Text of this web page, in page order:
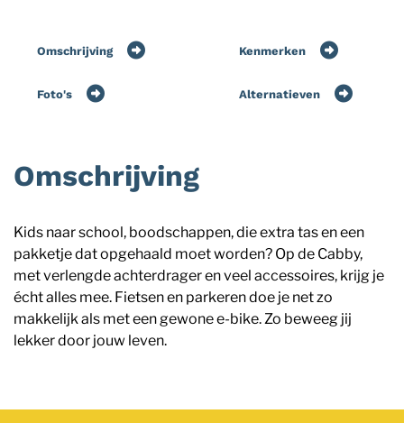
Omschrijving Kenmerken
Foto's Alternatieven
Omschrijving
Kids naar school, boodschappen, die extra tas en een
pakketje dat opgehaald moet worden? Op de Cabby,
met verlengde achterdrager en veel accessoires, krijg je
écht alles mee. Fietsen en parkeren doe je net zo
makkelijk als met een gewone e-bike. Zo beweeg jij
lekker door jouw leven.